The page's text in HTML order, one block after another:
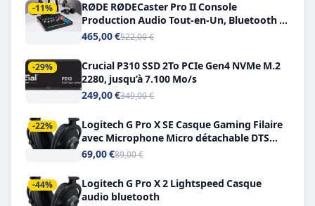
-11%
RØDE RØDECaster Pro II Console
Production Audio Tout-en-Un, Bluetooth et
Double USB-C
465,00 €522,00 €
-29%
Crucial P310 SSD 2To PCIe Gen4 NVMe M.2
2280, jusqu’à 7.100 Mo/s
249,00 €349,00 €
-22%
Logitech G Pro X SE Casque Gaming Filaire
avec Microphone Micro détachable DTS
Headphone X 7.1
69,00 €89,00 €
-44%
Logitech G Pro X 2 Lightspeed Casque
audio bluetooth